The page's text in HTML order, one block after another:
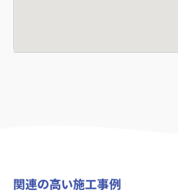
関連の高い施工事例